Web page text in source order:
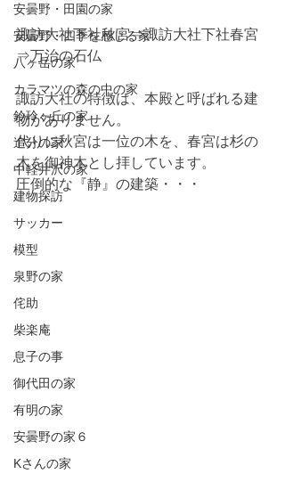
安曇野・田園の家
安曇野・四季を感じる家
八ヶ岳の家
カラマツの森の中の家
鈴玲ヶ丘の家
追分の家
中軽井沢の家
建物探訪
サッカー
模型
泉野の家
侘助
柴楽庵
息子の事
御代田の家
有明の家
安曇野の家６
Kさんの家
諏訪大社下社秋宮⇒諏訪大社下社春宮
⇒万治の石仏
諏訪大社の特徴は、本殿と呼ばれる建
物がありません。
代りに秋宮は一位の木を、春宮は杉の
木を御神木とし拝しています。
圧倒的な『静』の建築・・・